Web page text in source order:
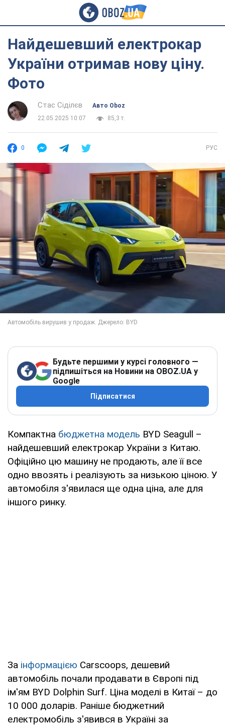
Найдешевший електрокар
України отримав нову ціну.
Фото
Стас Сіділєв
Авто Oboz
22.05.2025 10:07
85,3 т.
0 РУС
Будьте першими у курсі головного —
підпишіться на Новини на OBOZ.UA у
Google
Підписатися
Компактна бюджетна модель BYD Seagull –
найдешевший електрокар України з Китаю.
Офіційно цю машину не продають, але її все
одно ввозять і реалізують за низькою ціною. У
автомобіля з'явилася ще одна ціна, але для
іншого ринку.
За інформацією Carscoops, дешевий
автомобіль почали продавати в Європі під
ім'ям BYD Dolphin Surf. Ціна моделі в Китаї – до
10 000 доларів. Раніше бюджетний
електромобіль з'явився в Україні за